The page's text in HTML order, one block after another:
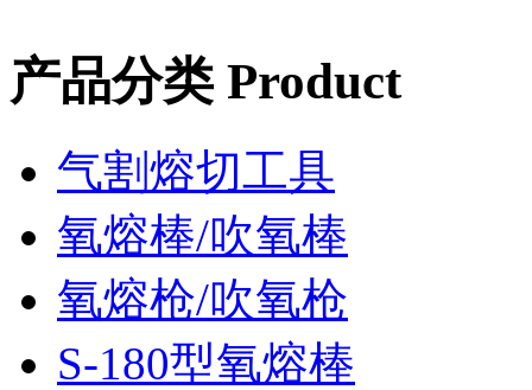
产品分类 Product
气割熔切工具
氧熔棒/吹氧棒
氧熔枪/吹氧枪
S-180型氧熔棒